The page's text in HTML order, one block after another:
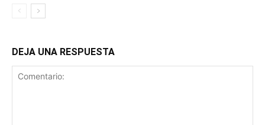
DEJA UNA RESPUESTA